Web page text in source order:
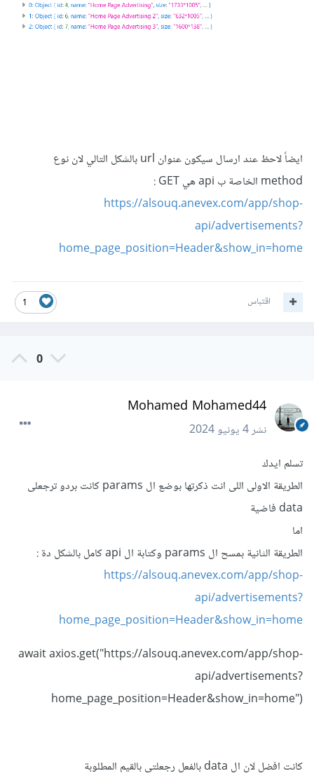
ايضاً لاحظ عند ارسال سيكون عنوان url بالشكل التالي لان نوع
method الخاصة ب api هي GET
https://alsouq.anevex.com/app/shop-
api/advertisements?
home_page_position=Header&show_in=home
1 اقتباس
0
Mohamed Mohamed44
نشر4 يونيو 2024
تسلم ايدك
الطريقة الاولى اللى انت ذكرتها بوضع ال params كانت بردو ترجعلى
data فاضية
اما
الطريقة الثانية بمسح ال params وكتابة ال api كامل بالشكل دة :
https://alsouq.anevex.com/app/shop-
api/advertisements?
home_page_position=Header&show_in=home
await axios.get("https://alsouq.anevex.com/app/shop-
api/advertisements?
home_page_position=Header&show_in=home")
كانت افضل لان ال data بالفعل رجعلتى بالقيم المطلوبة